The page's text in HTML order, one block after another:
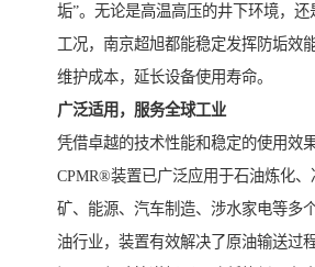
垢”。无论是高温高压的井下环境，还
工况，南京超旭都能稳定发挥防垢效
维护成本，延长设备使用寿命。
广泛适用，服务全球工业
凭借卓越的技术性能和稳定的使用效
CPMR®装置已广泛应用于石油炼化
矿、能源、汽车制造、涉水家电等多
油行业，装置有效解决了原油输送过